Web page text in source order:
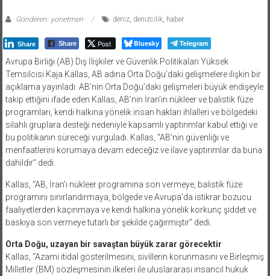
Gönderen: yonetmen deniz, denizcilik, haber
Share Share Post Bluesky Telegram
Avrupa Birliği (AB) Dış İlişkiler ve Güvenlik Politikaları Yüksek
Temsilcisi Kaja Kallas, AB adına Orta Doğu’daki gelişmelere ilişkin bir
açıklama yayınladı. AB’nin Orta Doğu’daki gelişmeleri büyük endişeyle
takip ettiğini ifade eden Kallas, AB’nin İran’ın nükleer ve balistik füze
programları, kendi halkına yönelik insan hakları ihlalleri ve bölgedeki
silahlı gruplara desteği nedeniyle kapsamlı yaptırımlar kabul ettiği ve
bu politikanın süreceği vurguladı. Kallas, “AB’nin güvenliği ve
menfaatlerini korumaya devam edeceğiz ve ilave yaptırımlar da buna
dahildir” dedi.
Kallas, “AB, İran’ı nükleer programına son vermeye, balistik füze
programını sınırlandırmaya, bölgede ve Avrupa’da istikrar bozucu
faaliyetlerden kaçınmaya ve kendi halkına yönelik korkunç şiddet ve
baskıya son vermeye tutarlı bir şekilde çağırmıştır” dedi.
Orta Doğu, uzayan bir savaştan büyük zarar görecektir
Kallas, “Azami itidal gösterilmesini, sivillerin korunmasını ve Birleşmiş
Milletler (BM) sözleşmesinin ilkeleri ile uluslararası insancıl hukuk